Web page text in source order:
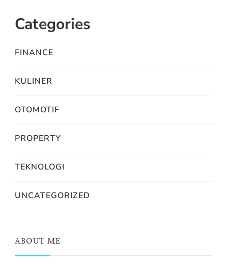
Categories
FINANCE
KULINER
OTOMOTIF
PROPERTY
TEKNOLOGI
UNCATEGORIZED
ABOUT ME